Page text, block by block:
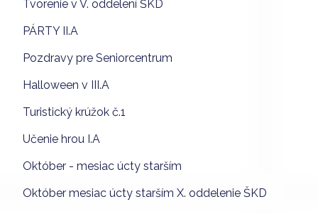
Tvorenie v V. oddelení ŠKD
PÁRTY II.A
Pozdravy pre Seniorcentrum
Halloween v III.A
Turistický krúžok č.1
Učenie hrou I.A
Október - mesiac úcty starším
Október mesiac úcty starším X. oddelenie ŠKD